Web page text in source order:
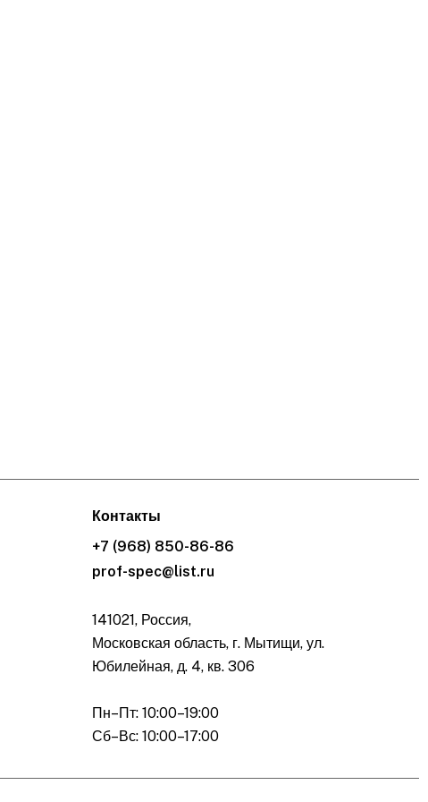
Контакты
+7 (968) 850-86-86
prof-spec@list.ru
141021, Россия,
Московская область, г. Мытищи, ул.
Юбилейная, д. 4, кв. 306
Пн–Пт: 10:00–19:00
Сб–Вс: 10:00–17:00